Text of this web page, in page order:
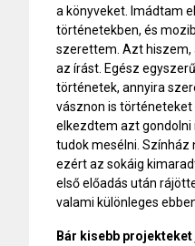
a könyveket. Imádtam
történetekben, és
szerettem. Azt hiszem,
az írást. Egész
történetek, annyira
vásznon is
elkezdtem azt gondolni
tudok mesélni. Színház
ezért az sokáig
első előadás után
valami különleges
Bár kisebb